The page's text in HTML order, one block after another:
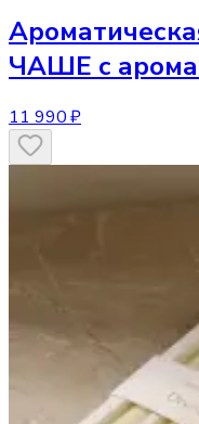
ЧАШЕ с
11 990 ₽